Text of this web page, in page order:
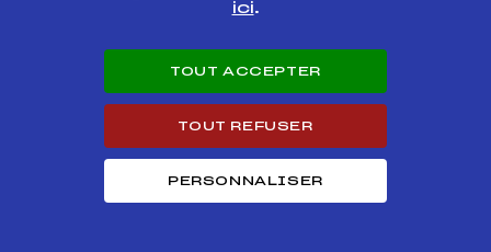
APOT0202 TOY POUCE FFS
APOT0203 TOY POUCE FFS
ici.
TOUT ACCEPTER
TOUT REFUSER
PERSONNALISER